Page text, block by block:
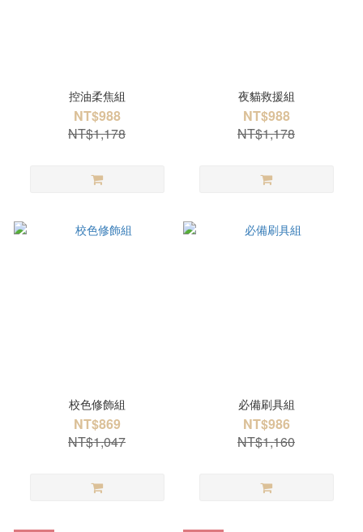
控油柔焦組
NT$988
NT$1,178
夜貓救援組
NT$988
NT$1,178
校色修飾組
NT$869
NT$1,047
必備刷具組
NT$986
NT$1,160